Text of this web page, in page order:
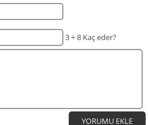
3 + 8 Kaç eder?